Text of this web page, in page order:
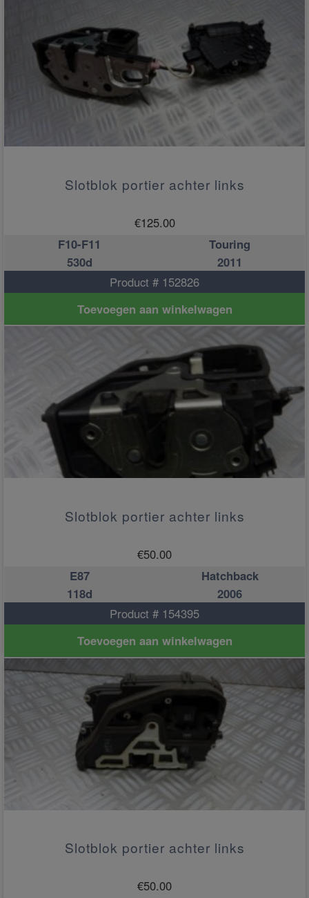
Slotblok portier achter links
€125.00
F10-F11
Touring
530d
2011
Product # 152826
Toevoegen aan winkelwagen
Slotblok portier achter links
€50.00
E87
Hatchback
118d
2006
Product # 154395
Toevoegen aan winkelwagen
Slotblok portier achter links
€50.00